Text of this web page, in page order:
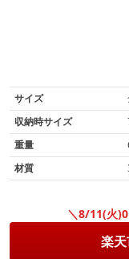
サイズ
収納時サイズ
重量
材質
＼8/11(火
楽